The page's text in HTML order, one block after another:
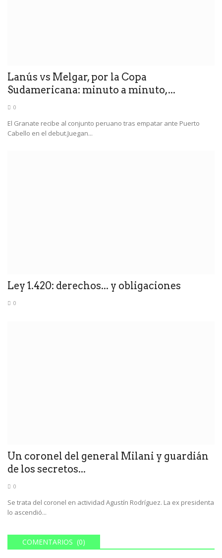
Lanús vs Melgar, por la Copa
Sudamericana: minuto a minuto,...
0
El Granate recibe al conjunto peruano tras empatar ante Puerto
Cabello en el debut.Juegan...
Ley 1.420: derechos... y obligaciones
0
Un coronel del general Milani y guardián
de los secretos...
0
Se trata del coronel en actividad Agustín Rodríguez. La ex presidenta
lo ascendió...
COMENTARIOS (0)